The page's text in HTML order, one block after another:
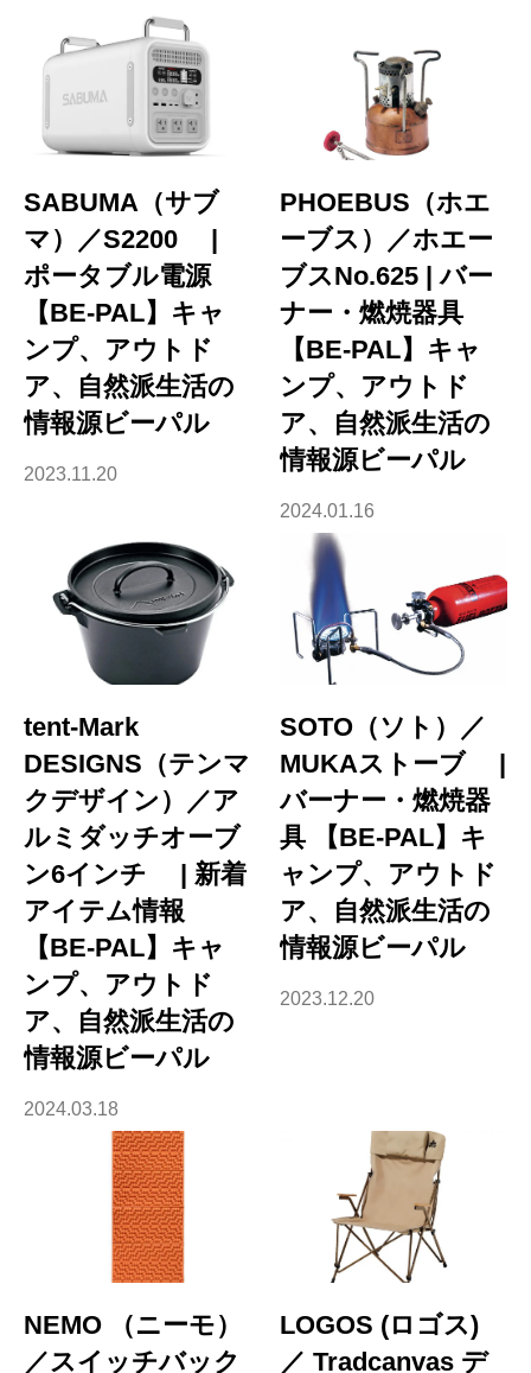
SABUMA（サブ
マ）／S2200 |
ポータブル電源
【BE-PAL】キャ
ンプ、アウトド
ア、自然派生活の
情報源ビーパル
2023.11.20
PHOEBUS（ホエ
ーブス）／ホエー
ブスNo.625 | バー
ナー・燃焼器具
【BE-PAL】キャ
ンプ、アウトド
ア、自然派生活の
情報源ビーパル
2024.01.16
tent-Mark
DESIGNS（テンマ
クデザイン）／ア
ルミダッチオーブ
ン6インチ | 新着
アイテム情報
【BE-PAL】キャ
ンプ、アウトド
ア、自然派生活の
情報源ビーパル
2024.03.18
SOTO（ソト）／
MUKAストーブ |
バーナー・燃焼器
具 【BE-PAL】キ
ャンプ、アウトド
ア、自然派生活の
情報源ビーパル
2023.12.20
NEMO （ニーモ）
／スイッチバック
LOGOS (ロゴス)
／ Tradcanvas デ